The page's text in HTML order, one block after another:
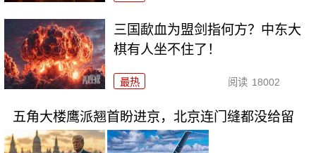
三国歃血为盟剑指何方？中东大
棋有人坐不住了！
最热 阅读 18002
五角大楼鹰派翘首盼进京，北京连门缝都没给留